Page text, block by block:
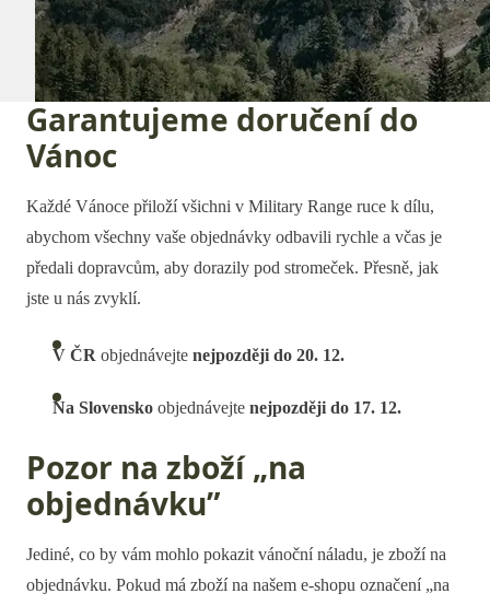
Garantujeme doručení do
Vánoc
Každé Vánoce přiloží všichni v Military Range ruce k dílu,
abychom všechny vaše objednávky odbavili rychle a včas je
předali dopravcům, aby dorazily pod stromeček. Přesně, jak
jste u nás zvyklí.
V ČR objednávejte nejpozději do 20. 12.
Na Slovensko objednávejte nejpozději do 17. 12.
Pozor na zboží „na
objednávku”
Jediné, co by vám mohlo pokazit vánoční náladu, je zboží na
objednávku. Pokud má zboží na našem e-shopu označení „na